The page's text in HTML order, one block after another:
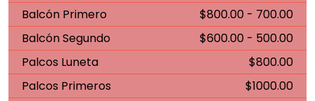
Balcón Primero
$800.00 - 700.00
Balcón Segundo
$600.00 - 500.00
Palcos Luneta
$800.00
Palcos Primeros
$1000.00